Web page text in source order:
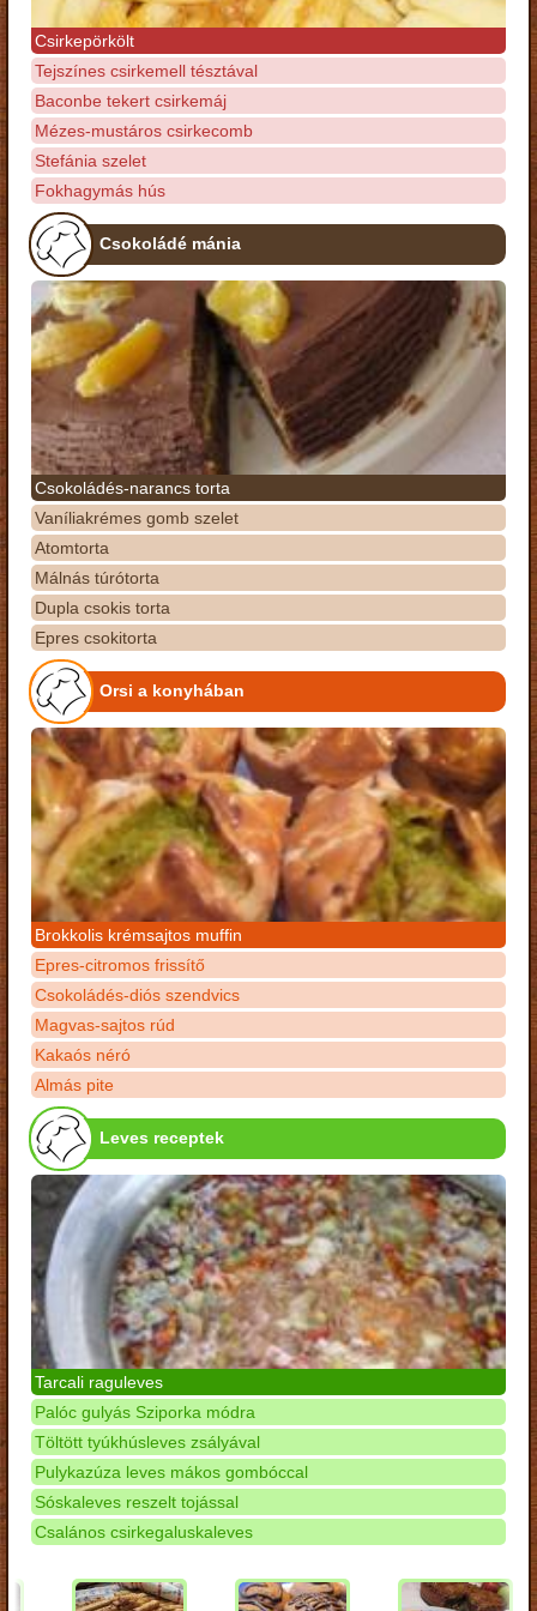
Csirkepörkölt
Tejszínes csirkemell tésztával
Baconbe tekert csirkemáj
Mézes-mustáros csirkecomb
Stefánia szelet
Fokhagymás hús
Csokoládé mánia
Csokoládés-narancs torta
Vaníliakrémes gomb szelet
Atomtorta
Málnás túrótorta
Dupla csokis torta
Epres csokitorta
Orsi a konyhában
Brokkolis krémsajtos muffin
Epres-citromos frissítő
Csokoládés-diós szendvics
Magvas-sajtos rúd
Kakaós néró
Almás pite
Leves receptek
Tarcali raguleves
Palóc gulyás Sziporka módra
Töltött tyúkhúsleves zsályával
Pulykazúza leves mákos gombóccal
Sóskaleves reszelt tojással
Csalános csirkegaluskaleves